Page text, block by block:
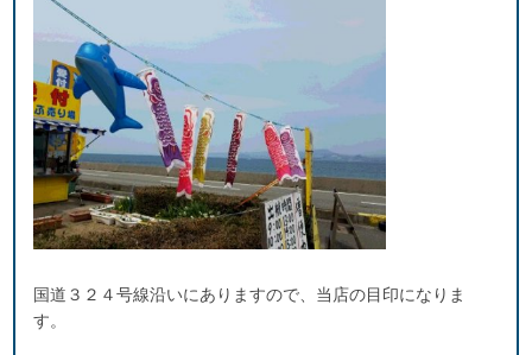
国道３２４号線沿いにありますので、当店の目印になりま
す。